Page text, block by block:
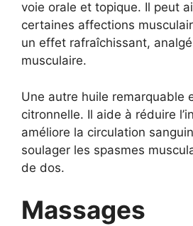
voie orale et topique. Il peut
certaines affections
un effet rafraîchissant,
musculaire.
Une autre huile remarquable
citronnelle. Il aide à réduire
améliore la circulation
soulager les spasmes
de dos.
Massages